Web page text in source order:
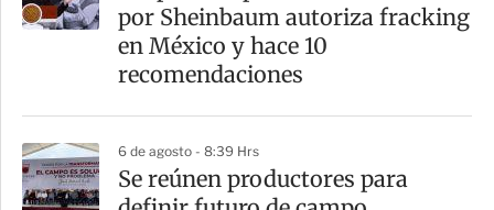
por Sheinbaum autoriza fracking
en México y hace 10
recomendaciones
6 de agosto - 8:39 Hrs
Se reúnen productores para